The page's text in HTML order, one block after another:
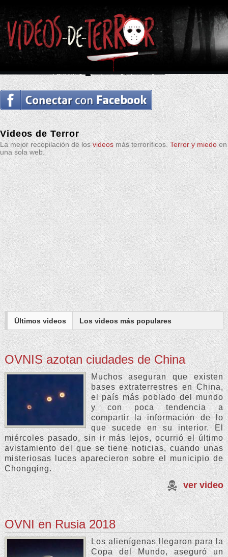
Videos de Terror
La mejor recopilación de losvideosmás terroríficos.Terror y miedoen
una sola web.
Últimos videos Los videos más populares
OVNIS azotan ciudades de China
Muchos aseguran que existen
bases extraterrestres en China,
el país más poblado del mundo
y con poca tendencia a
compartir la información de lo
que sucede en su interior. El
miércoles pasado, sin ir más lejos, ocurrió el último
avistamiento del que se tiene noticias, cuando unas
misteriosas luces aparecieron sobre el municipio de
Chongqing.
ver video
OVNI en Rusia 2018
Los alienígenas llegaron para la
Copa del Mundo, aseguró un